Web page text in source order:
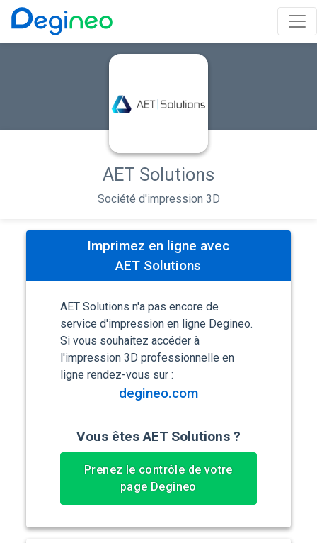
AET Solutions
Société d'impression 3D
Imprimez en ligne avec
AET Solutions
AET Solutions n'a pas encore de
service d'impression en ligne Degineo.
Si vous souhaitez accéder à
l'impression 3D professionnelle en
ligne rendez-vous sur :
degineo.com
Vous êtes AET Solutions ?
Prenez le contrôle de votre
page Degineo